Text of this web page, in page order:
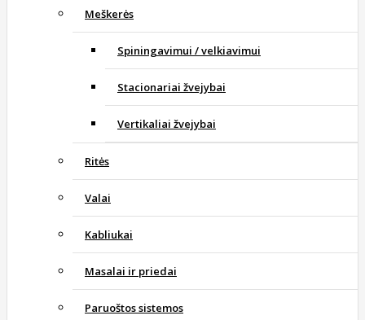
Meškerės
Spiningavimui / velkiavimui
Stacionariai žvejybai
Vertikaliai žvejybai
Ritės
Valai
Kabliukai
Masalai ir priedai
Paruoštos sistemos